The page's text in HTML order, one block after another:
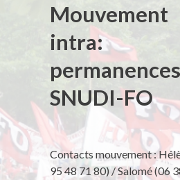
Mouvement
intra:
SNUDI-FO
Contacts mouvement :
95 48 71 80) / Salomé (06